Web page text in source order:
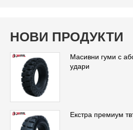
НОВИ ПРОДУКТИ
Масивни гуми с
удари
Екстра премиум